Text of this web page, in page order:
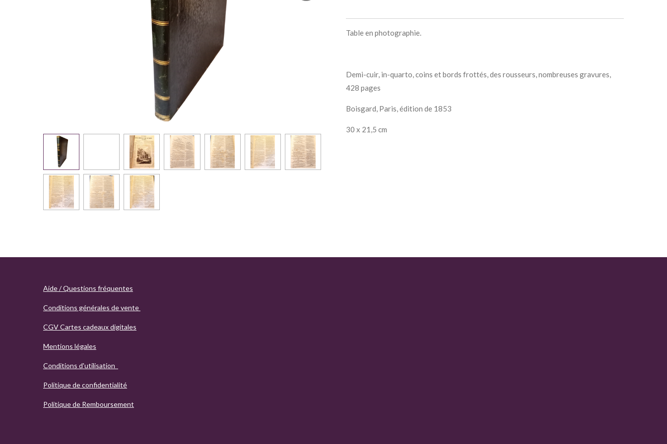
Table en photographie.
Demi-cuir, in-quarto, coins et bords frottés, des rousseurs, nombreuses gravures,
428 pages
Boisgard, Paris, édition de 1853
30 x 21,5 cm
Aide / Questions fréquentes
Conditions générales de vente
CGV Cartes cadeaux digitales
Mentions légales
Conditions d'utilisation
Politique de confidentialité
Politique de Remboursement